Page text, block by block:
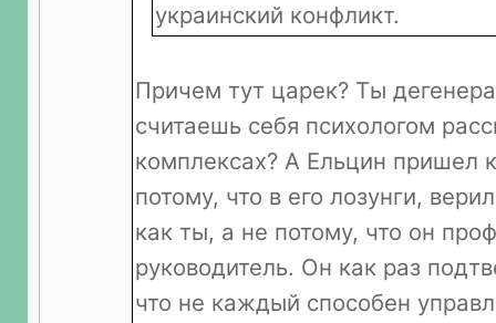
украинский конфликт.
Причем тут царек? Ты
считаешь себя психологом
комплексах? А Ельцин пришел
потому, что в его лозунги,
как ты, а не потому, что он
руководитель. Он как раз
что не каждый способен